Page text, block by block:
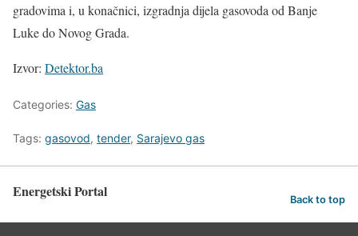
gradovima i, u konačnici, izgradnja dijela gasovoda od Banje
Luke do Novog Grada.
Izvor: Detektor.ba
Categories: Gas
Tags: gasovod, tender, Sarajevo gas
Energetski Portal Back to top